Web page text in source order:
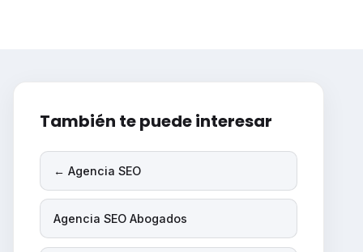
También te puede interesar
← Agencia SEO
Agencia SEO Abogados